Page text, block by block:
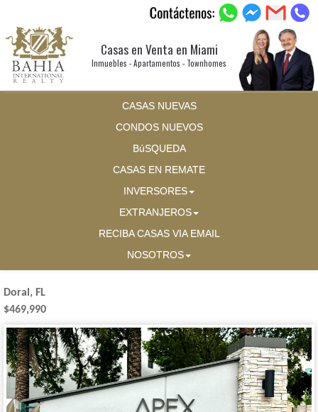
Casas en Venta en Miami
Inmuebles - Apartamentos - Townhomes
CASAS NUEVAS
CONDOS NUEVOS
BúSQUEDA
CASAS EN REMATE
INVERSORES
EXTRANJEROS
RECIBA CASAS VIA EMAIL
NOSOTROS
Doral, FL
$469,990